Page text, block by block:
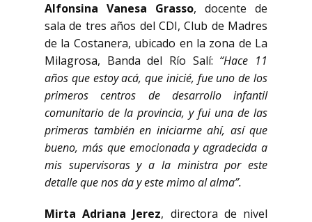
Alfonsina Vanesa Grasso, docente de
sala de tres años del CDI, Club de Madres
de la Costanera, ubicado en la zona de La
Milagrosa, Banda del Río Salí: “Hace 11
años que estoy acá, que inicié, fue uno de los
primeros centros de desarrollo infantil
comunitario de la provincia, y fui una de las
primeras también en iniciarme ahí, así que
bueno, más que emocionada y agradecida a
mis supervisoras y a la ministra por este
detalle que nos da y este mimo al alma”.
Mirta Adriana Jerez, directora de nivel